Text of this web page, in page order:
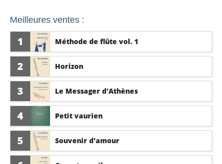
Meilleures ventes :
1 Méthode de flûte vol. 1
2 Horizon
3 Le Messager d'Athènes
4 Petit vaurien
5 Souvenir d'amour